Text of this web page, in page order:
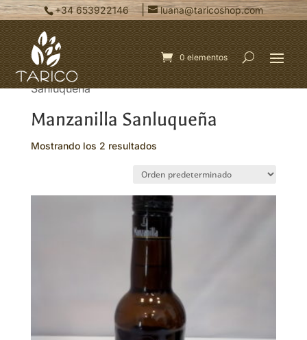
+34 653922146 | luana@taricoshop.com
0 elementos
Inicio/ Productos etiquetados “Manzanilla
Sanluqueña”
Manzanilla Sanluqueña
Mostrando los 2 resultados